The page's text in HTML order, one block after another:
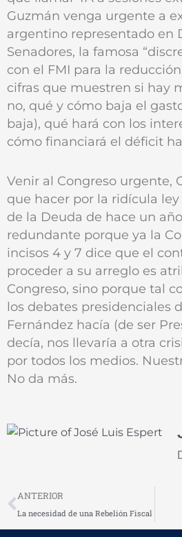
Guzmán venga urgente a
argentino representado en
Senadores, la famosa
con el FMI para la
cifras que muestren si hay
no, qué y cómo baja el
baja), qué hará con los
cómo financiará el déficit
Venir al Congreso urgente,
que hacer por la ridícula
de la Deuda de hace un
redundante porque ya la
incisos 4 y 7 dice que el
proceder a su arreglo es
Congreso, sino porque tal
los debates presidenciales
Fernández hacía (de ser
decía, nos llevaría a otra
por todos los medios.
No da más.
Prev
ANTERIOR
La necesidad de una Rebelión Fiscal